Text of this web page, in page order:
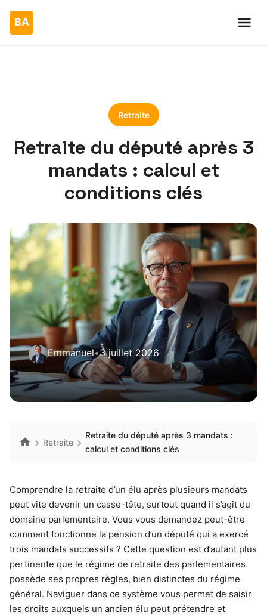
Retraite
Retraite du député après 3
mandats : calcul et
conditions clés
Emmanuel•3 juillet 2026
Retraite
Retraite du député après 3 mandats :
calcul et conditions clés
Comprendre la retraite d’un élu après plusieurs mandats
peut vite devenir un casse-tête, surtout quand il s’agit du
domaine parlementaire. Vous vous demandez peut-être
comment fonctionne la pension d’un député qui a exercé
trois mandats successifs ? Cette question est d’autant plus
pertinente que le régime de retraite des parlementaires
possède ses propres règles, bien distinctes du régime
général. Naviguer dans ce système vous permet de saisir
les droits auxquels un ancien élu peut prétendre et